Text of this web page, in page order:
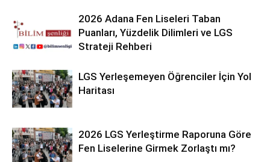
2026 Adana Fen Liseleri Taban
Puanları, Yüzdelik Dilimleri ve LGS
Strateji Rehberi
LGS Yerleşemeyen Öğrenciler İçin Yol
Haritası
2026 LGS Yerleştirme Raporuna Göre
Fen Liselerine Girmek Zorlaştı mı?